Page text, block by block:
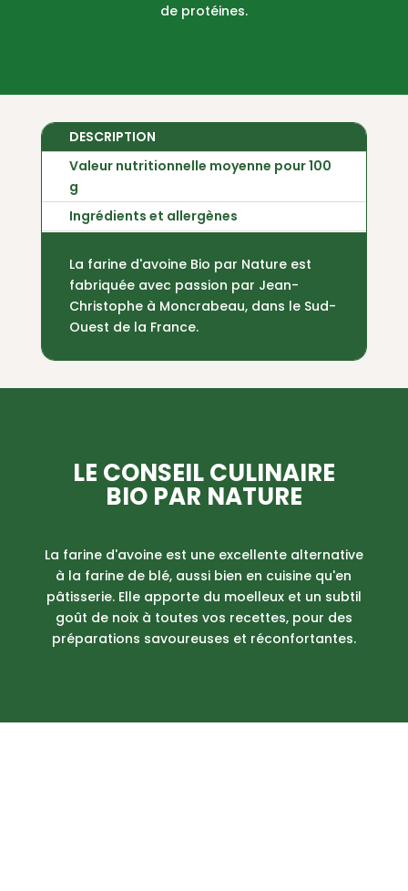
de protéines.
DESCRIPTION
Valeur nutritionnelle moyenne pour 100
g
Ingrédients et allergènes
La farine d'avoine Bio par Nature est
fabriquée avec passion par Jean-
Christophe à Moncrabeau, dans le Sud-
Ouest de la France.
LE CONSEIL CULINAIRE
BIO PAR NATURE
La farine d'avoine est une excellente alternative
à la farine de blé, aussi bien en cuisine qu'en
pâtisserie. Elle apporte du moelleux et un subtil
goût de noix à toutes vos recettes, pour des
préparations savoureuses et réconfortantes.